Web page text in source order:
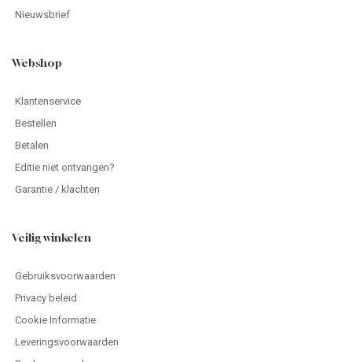
Nieuwsbrief
Webshop
Klantenservice
Bestellen
Betalen
Editie niet ontvangen?
Garantie / klachten
Veilig winkelen
Gebruiksvoorwaarden
Privacy beleid
Cookie Informatie
Leveringsvoorwaarden